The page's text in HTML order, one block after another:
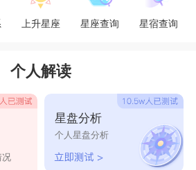
时候其实很容易闹不愉快。
对于一个问题有着自己的看法
以到最后很有可能会不欢而散。
较成熟，大多数时候金牛男还是
上升星座 星座查询 星宿查询
个人解读
况
星盘分析
个人星盘分析